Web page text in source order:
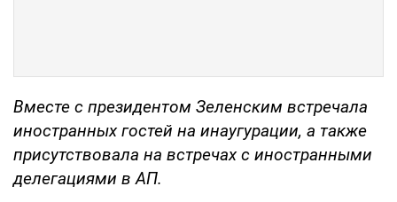
Вместе с президентом Зеленским встречала
иностранных гостей на инаугурации, а также
присутствовала на встречах с иностранными
делегациями в АП.